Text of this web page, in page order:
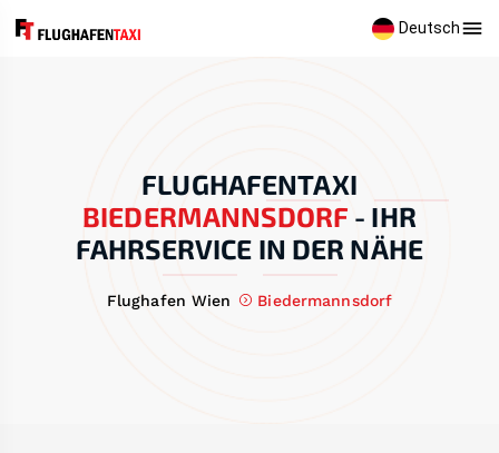
Deutsch
FLUGHAFENTAXI
BIEDERMANNSDORF - IHR
FAHRSERVICE IN DER NÄHE
Flughafen Wien Biedermannsdorf